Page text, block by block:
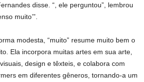
disse. “, ele perguntou”, lembrou
muito’”.
modesta, “muito” resume muito bem o
Ela incorpora muitas artes em sua arte,
design e têxteis, e colabora com
em diferentes gêneros, tornando-a um